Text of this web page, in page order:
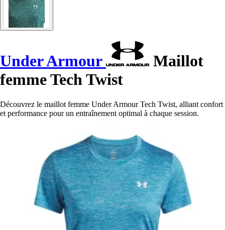
Under Armour
Maillot
femme Tech Twist
Découvrez le maillot femme Under Armour Tech Twist, alliant confort
et performance pour un entraînement optimal à chaque session.